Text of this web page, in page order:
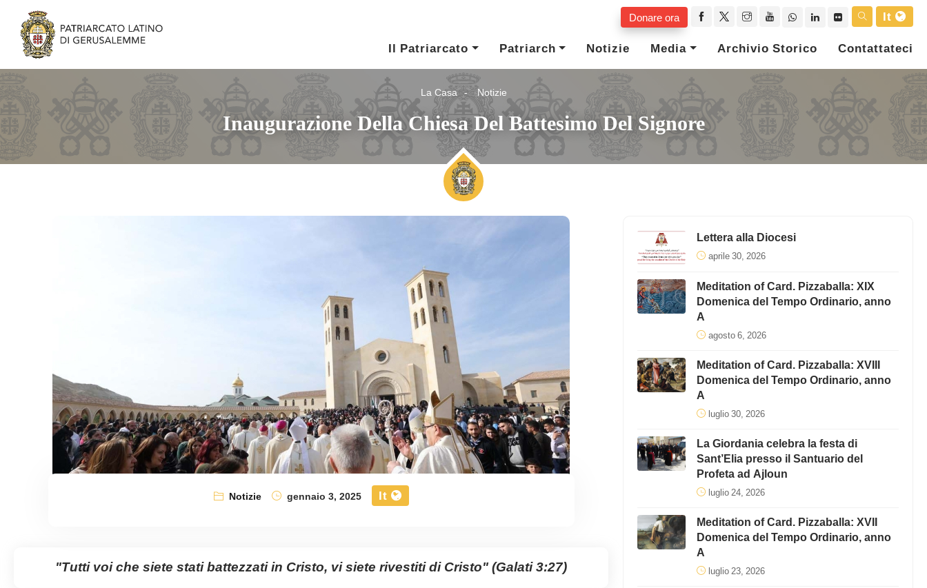
Donare ora
It
Il Patriarcato
Patriarch Notizie Media Archivio Storico Contattateci
La Casa Notizie
Inaugurazione Della Chiesa Del Battesimo Del Signore
Notizie gennaio 3, 2025 It
"Tutti voi che siete stati battezzati in Cristo, vi siete rivestiti di Cristo" (Galati 3:27)
Lettera alla Diocesi
aprile 30, 2026
Meditation of Card. Pizzaballa: XIX
Domenica del Tempo Ordinario, anno
A
agosto 6, 2026
Meditation of Card. Pizzaballa: XVIII
Domenica del Tempo Ordinario, anno
A
luglio 30, 2026
La Giordania celebra la festa di
Sant’Elia presso il Santuario del
Profeta ad Ajloun
luglio 24, 2026
Meditation of Card. Pizzaballa: XVII
Domenica del Tempo Ordinario, anno
A
luglio 23, 2026